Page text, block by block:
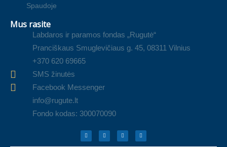
Spaudoje
Mus rasite
Labdaros ir paramos fondas „Rugutė“
Pranciškaus Smuglevičiaus g. 45, 08311 Vilnius
+370 620 69665
SMS žinutės
Facebook Messenger
info@rugute.lt
Fondo kodas: 300070090